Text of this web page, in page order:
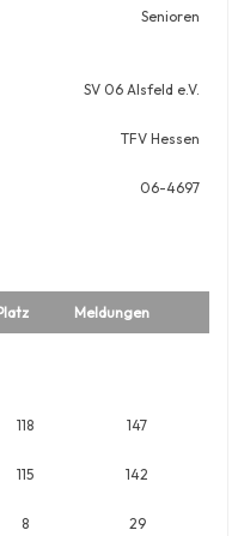
Senioren
SV 06 Alsfeld e.V.
TFV Hessen
06-4697
Meldungen
118 147
115 142
8 29